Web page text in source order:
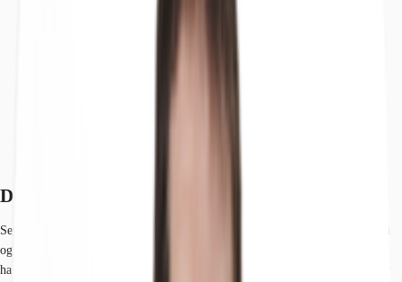
Descrizione
Segreen è una business destination consolidata e in costante espansione in cui
ogni giorno lavorano migliaia di persone e nella quale prestigiose aziende
hanno stabilito la loro sede. Il complesso, ricco di servizi, è stato pensato per